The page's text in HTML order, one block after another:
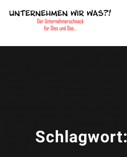
Schlagwort: